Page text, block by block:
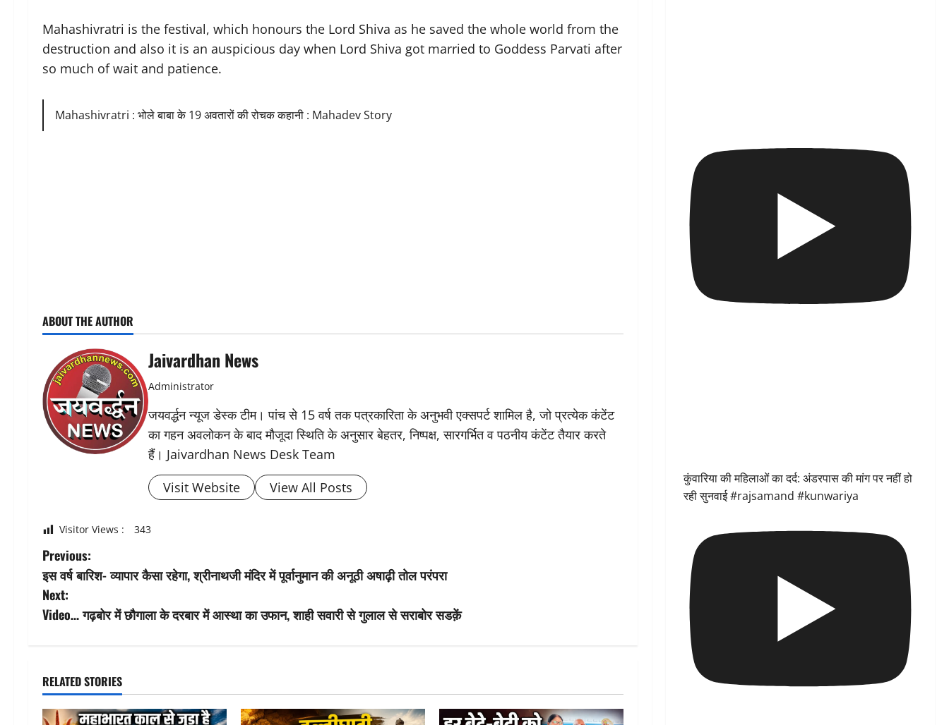
Mahashivratri is the festival, which honours the Lord Shiva as he saved the whole world from the
destruction and also it is an auspicious day when Lord Shiva got married to Goddess Parvati after
so much of wait and patience.
Mahashivratri : भोले बाबा के 19 अवतारों की रोचक कहानी : Mahadev Story
ABOUT THE AUTHOR
Jaivardhan News
Administrator
जयवर्द्धन न्यूज डेस्क टीम। पांच से 15 वर्ष तक पत्रकारिता के अनुभवी एक्सपर्ट शामिल है, जो प्रत्येक कंटेंट
का गहन अवलोकन के बाद मौजूदा स्थिति के अनुसार बेहतर, निष्पक्ष, सारगर्भित व पठनीय कंटेंट तैयार करते
हैं। Jaivardhan News Desk Team
Visit Website
View All Posts
Visitor Views : 343
P
o
s
n
a
Previous:
इस वर्ष बारिश- व्यापार कैसा रहेगा, श्रीनाथजी मंदिर में पूर्वानुमान की अनूठी अषाढ़ी तोल परंपरा
Next:
Video… गढ़बोर में छौगाला के दरबार में आस्था का उफान, शाही सवारी से गुलाल से सराबोर सडक़ें
RELATED STORIES
कुंवारिया की महिलाओं का दर्द: अंडरपास की मांग पर नहीं हो
रही सुनवाई #rajsamand #kunwariya